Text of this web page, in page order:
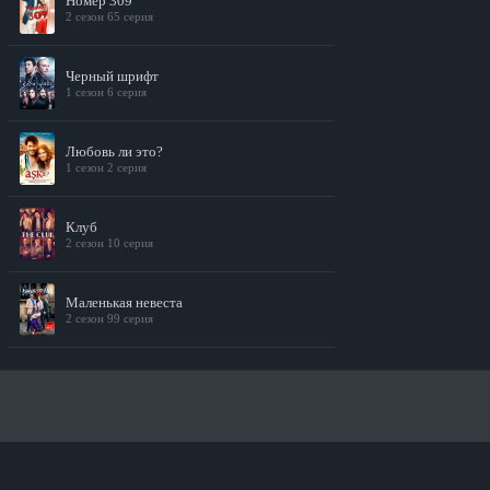
2 сезон 65 серия
Черный шрифт
1 сезон 6 серия
Любовь ли это?
1 сезон 2 серия
Клуб
2 сезон 10 серия
Маленькая невеста
2 сезон 99 серия